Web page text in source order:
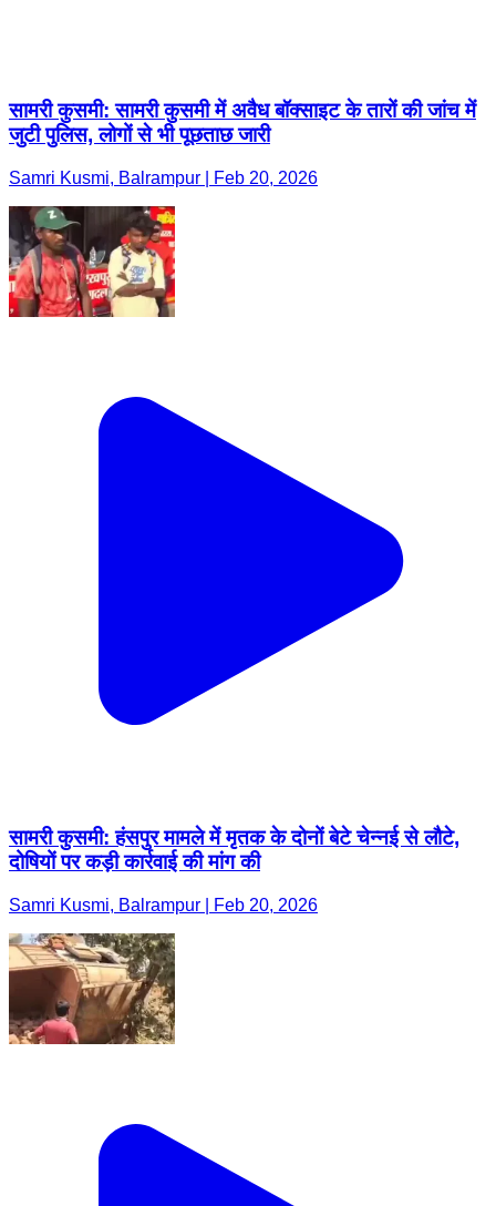
सामरी कुसमी: सामरी कुसमी में अवैध बॉक्साइट के तारों की जांच में
जुटी पुलिस, लोगों से भी पूछताछ जारी
Samri Kusmi, Balrampur | Feb 20, 2026
सामरी कुसमी: हंसपुर मामले में मृतक के दोनों बेटे चेन्नई से लौटे,
दोषियों पर कड़ी कार्रवाई की मांग की
Samri Kusmi, Balrampur | Feb 20, 2026